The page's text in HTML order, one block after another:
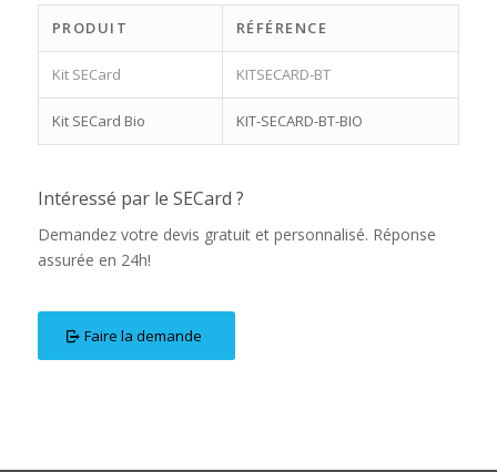
PRODUIT RÉFÉRENCE
Kit SECard KITSECARD-BT
Kit SECard Bio KIT-SECARD-BT-BIO
Intéressé par le SECard ?
Demandez votre devis gratuit et personnalisé. Réponse
assurée en 24h!
Faire la demande